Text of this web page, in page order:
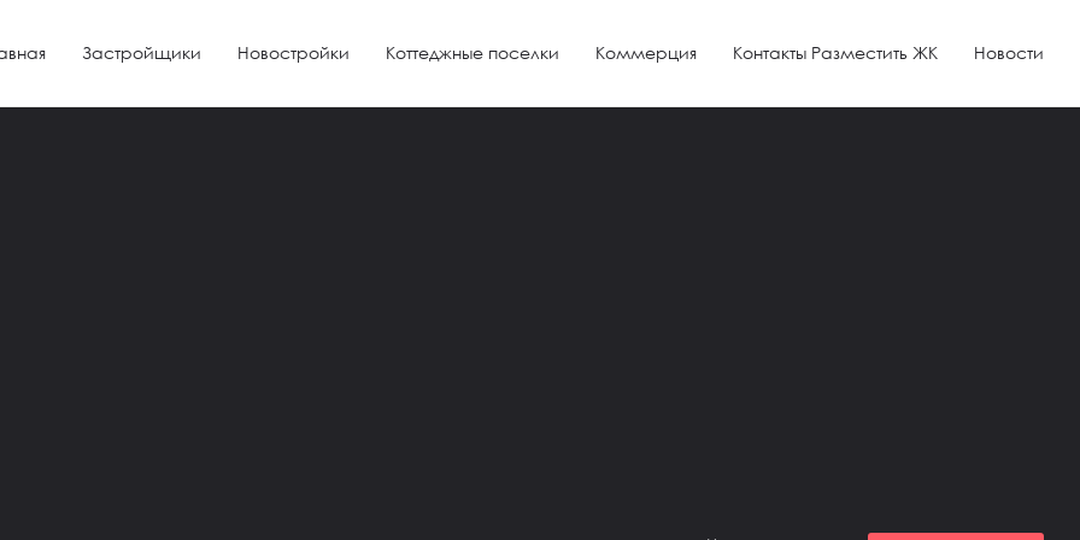
Застройщики Новостройки Коттеджные поселки Коммерция Контакты Разместить ЖК Новости